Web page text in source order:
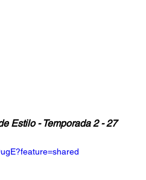
Estilo - Temporada 2 - 27